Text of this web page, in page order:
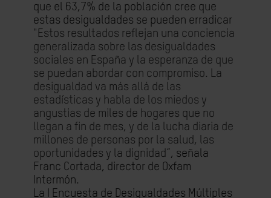
que el 63,7% de la población cree que
estas desigualdades se pueden erradicar
"Estos resultados reflejan una conciencia
generalizada sobre las desigualdades
sociales en España y la esperanza de que
se puedan abordar con compromiso. La
desigualdad va más allá de las
estadísticas y habla de los miedos y
angustias de miles de hogares que no
llegan a fin de mes, y de la lucha diaria de
millones de personas por la salud, las
oportunidades y la dignidad”, señala
Franc Cortada, director de Oxfam
Intermón.
La I Encuesta de Desigualdades Múltiples